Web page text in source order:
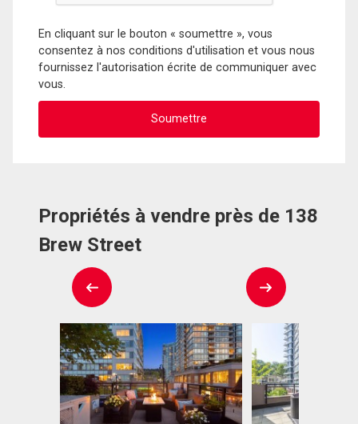
En cliquant sur le bouton « soumettre », vous
consentez à nos conditions d'utilisation et vous nous
fournissez l'autorisation écrite de communiquer avec
vous.
Propriétés à vendre près de 138
Brew Street